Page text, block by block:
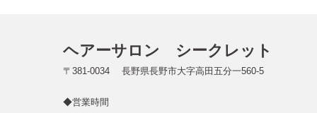
ヘアーサロン シークレット
〒381-0034 長野県長野市大字高田五分一560-5
◆営業時間